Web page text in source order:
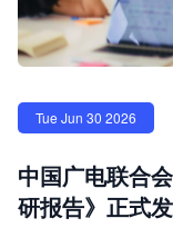
Tue Jun 30 2026
中国广电联合
研报告》正式